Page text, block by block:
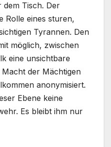
Tisch. Der
Rolle eines sturen,
Tyrannen. Den
möglich, zwischen
eine unsichtbare
der Mächtigen
anonymisiert.
Ebene keine
Es bleibt ihm nur